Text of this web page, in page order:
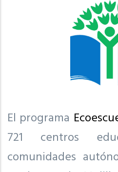
El programa
721 centros
comunidades